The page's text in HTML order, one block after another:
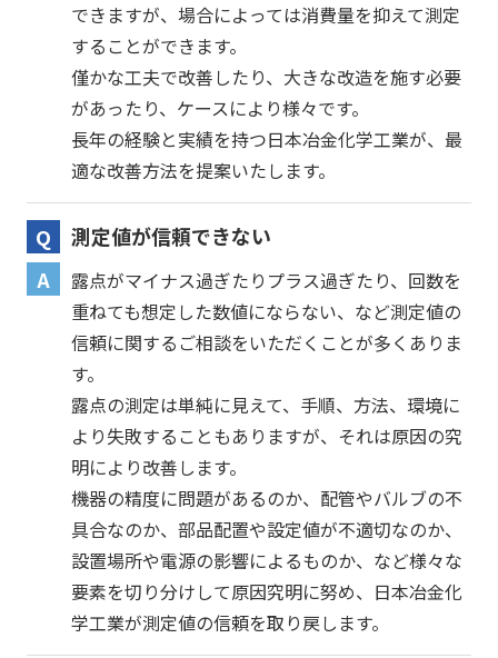
できますが、場合によっては消費量を抑えて測定
することができます。
僅かな工夫で改善したり、大きな改造を施す必要
があったり、ケースにより様々です。
長年の経験と実績を持つ日本冶金化学工業が、最
適な改善方法を提案いたします。
測定値が信頼できない
露点がマイナス過ぎたりプラス過ぎたり、回数を
重ねても想定した数値にならない、など測定値の
信頼に関するご相談をいただくことが多くありま
す。
露点の測定は単純に見えて、手順、方法、環境に
より失敗することもありますが、それは原因の究
明により改善します。
機器の精度に問題があるのか、配管やバルブの不
具合なのか、部品配置や設定値が不適切なのか、
設置場所や電源の影響によるものか、など様々な
要素を切り分けして原因究明に努め、日本冶金化
学工業が測定値の信頼を取り戻します。